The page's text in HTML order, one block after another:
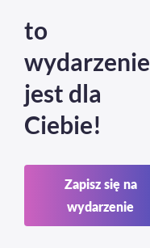
to
wydarzenie
jest dla
Ciebie!
Zapisz się na
wydarzenie